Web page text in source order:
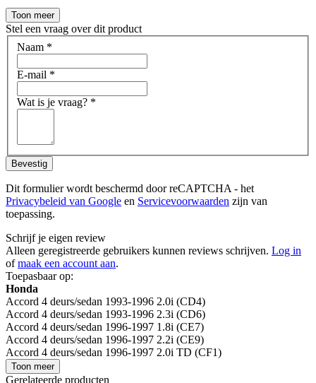
Toon meer
Stel een vraag over dit product
Naam *
E-mail *
Wat is je vraag? *
Bevestig
Dit formulier wordt beschermd door reCAPTCHA - het
Privacybeleid van Google en Servicevoorwaarden zijn van
toepassing.
Schrijf je eigen review
Alleen geregistreerde gebruikers kunnen reviews schrijven. Log in
ofmaak een account aan.
Toepasbaar op:
Honda
Accord 4 deurs/sedan 1993-1996 2.0i (CD4)
Accord 4 deurs/sedan 1993-1996 2.3i (CD6)
Accord 4 deurs/sedan 1996-1997 1.8i (CE7)
Accord 4 deurs/sedan 1996-1997 2.2i (CE9)
Accord 4 deurs/sedan 1996-1997 2.0i TD (CF1)
Toon meer
Gerelateerde producten